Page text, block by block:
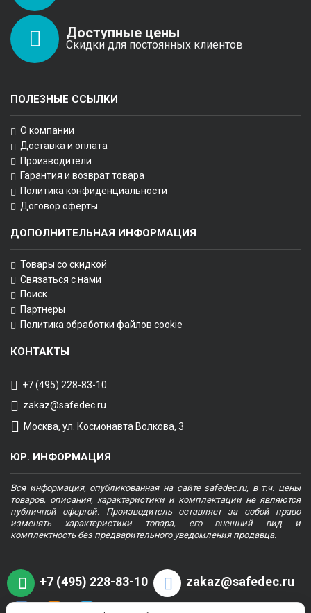
Доступные цены
Скидки для постоянных клиентов
ПОЛЕЗНЫЕ ССЫЛКИ
О компании
Доставка и оплата
Производители
Гарантия и возврат товара
Политика конфиденциальности
Договор оферты
ДОПОЛНИТЕЛЬНАЯ ИНФОРМАЦИЯ
Товары со скидкой
Связаться с нами
Поиск
Партнеры
Политика обработки файлов cookie
КОНТАКТЫ
+7 (495) 228-83-10
zakaz@safedec.ru
Москва, ул. Космонавта Волкова, 3
ЮР. ИНФОРМАЦИЯ
Вся информация, опубликованная на сайте safedec.ru, в т.ч. цены
товаров, описания, характеристики и комплектации не являются
публичной офертой. Производитель оставляет за собой право
изменять характеристики товара, его внешний вид и
комплектность без предварительного уведомления продавца.
+7 (495) 228-83-10 zakaz@safedec.ru